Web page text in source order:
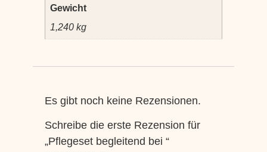
Gewicht
1,240 kg
Es gibt noch keine Rezensionen.
Schreibe die erste Rezension für
„Pflegeset begleitend bei “